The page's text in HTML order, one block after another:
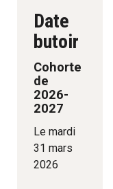
Date
butoir
Cohorte
de
2026-
2027
Le mardi
31 mars
2026